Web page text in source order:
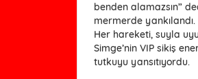
benden alamazsın”
mermerde
Her hareketi, suyla
Simge’nin VIP sikiş
tutkuyu yansıtıyordu.